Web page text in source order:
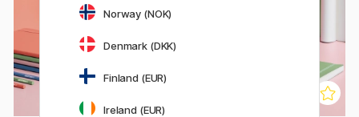
Norway (NOK)
Denmark (DKK)
Finland (EUR)
Ireland (EUR)